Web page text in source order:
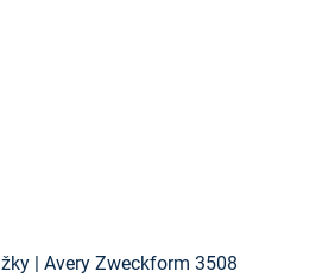
| Avery Zweckform 3508